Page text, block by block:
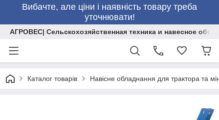
Вибачте, але ціни і наявність товару треба
уточнювати!
АГРОВЕС| Сельскохозяйственная техника и навесное
Каталог товарів Навісне обладнання для трактора та